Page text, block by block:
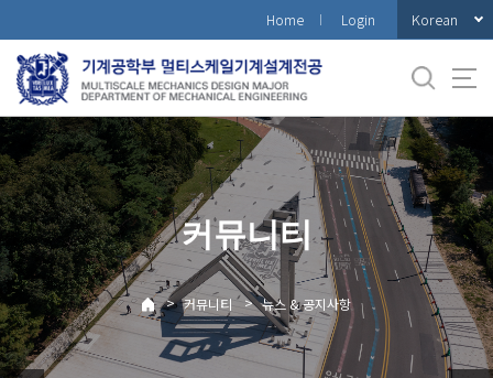
로
메
뉴
Home Login Korean
커뮤니티
> 커뮤니티 > 뉴스 & 공지사항